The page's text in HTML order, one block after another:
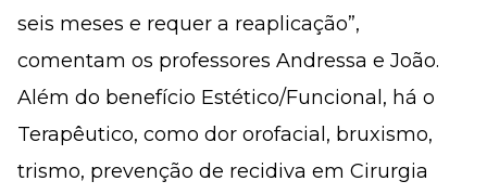
seis meses e requer a reaplicação”,
comentam os professores Andressa e João.
Além do benefício Estético/Funcional, há o
Terapêutico, como dor orofacial, bruxismo,
trismo, prevenção de recidiva em Cirurgia